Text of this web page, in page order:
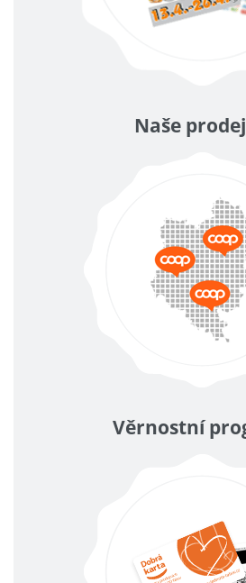
Naše
Věrnostní